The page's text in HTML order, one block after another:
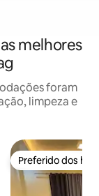
melhores
foram
limpeza e
Preferido dos
Preferido dos